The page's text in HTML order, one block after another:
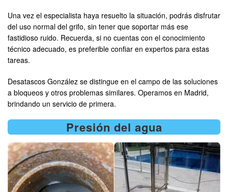
Una vez el especialista haya resuelto la situación, podrás disfrutar
del uso normal del grifo, sin tener que soportar más ese
fastidioso ruido. Recuerda, si no cuentas con el conocimiento
técnico adecuado, es preferible confiar en expertos para estas
tareas.
Desatascos González se distingue en el campo de las soluciones
a bloqueos y otros problemas similares. Operamos en Madrid,
brindando un servicio de primera.
Presión del agua